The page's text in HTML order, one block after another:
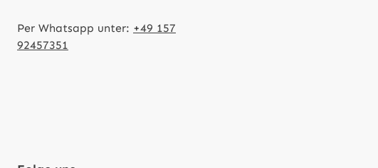
Per Whatsapp unter: +49 157
92457351